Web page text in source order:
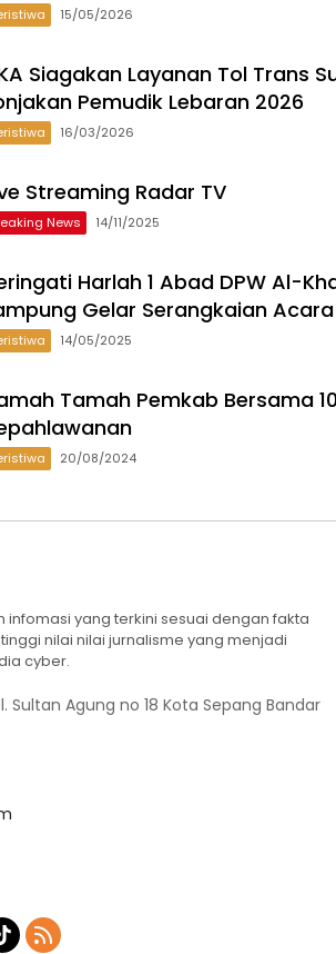
15/05/2026
Siagakan Layanan Tol Trans
Pemudik Lebaran 2026
16/03/2026
Streaming Radar TV
News 14/11/2025
Harlah 1 Abad DPW Al-
Gelar Serangkaian Acara
14/05/2025
Tamah Pemkab Bersama
20/08/2024
yang terkini sesuai dengan fakta
nilai nilai jurnalisme yang menjadi
cyber.
Sultan Agung no 18 Kota Sepang Bandar